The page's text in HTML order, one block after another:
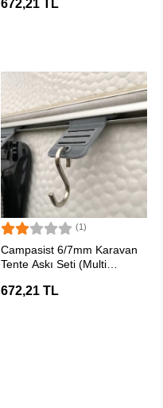
672,21 TL
(1)
Campasist 6/7mm Karavan
Tente Askı Seti (Multi
672,21 TL